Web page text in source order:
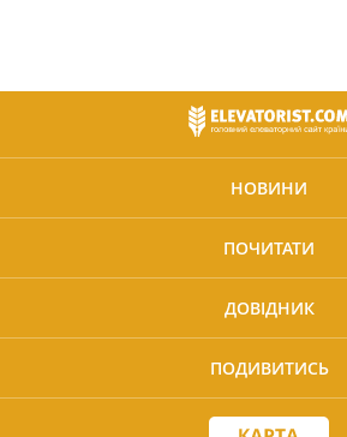
НОВИНИ
ПОЧИТАТИ
ДОВІДНИК
ПОДИВИТИСЬ